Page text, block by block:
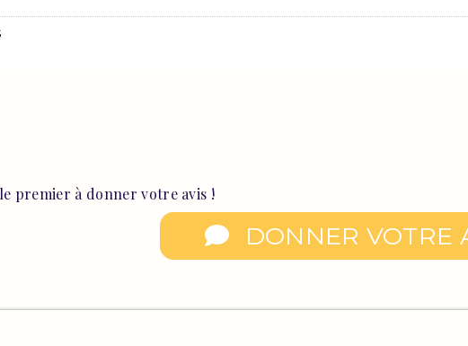
premier à donner votre avis !
DONNER VOTRE